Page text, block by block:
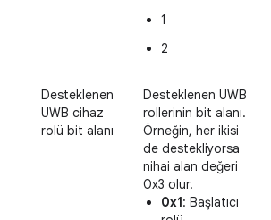
1
2
Desteklenen
UWB cihaz
rolü bit alanı
Desteklenen UWB
rollerinin bit alanı.
Örneğin, her ikisi
de destekliyorsa
nihai alan değeri
0x3 olur.
0x1: Başlatıcı